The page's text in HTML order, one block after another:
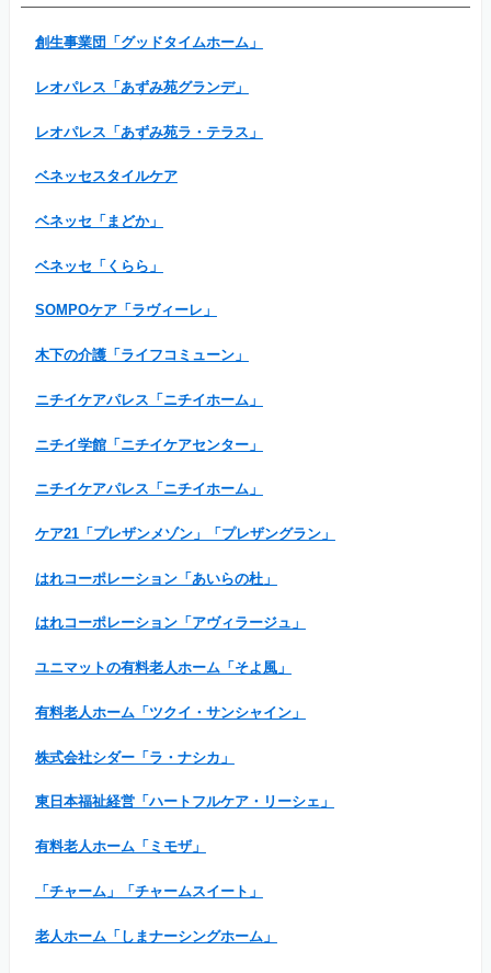
創生事業団「グッドタイムホーム」
レオパレス「あずみ苑グランデ」
レオパレス「あずみ苑ラ・テラス」
ベネッセスタイルケア
ベネッセ「まどか」
ベネッセ「くらら」
SOMPOケア「ラヴィーレ」
木下の介護「ライフコミューン」
ニチイケアパレス「ニチイホーム」
ニチイ学館「ニチイケアセンター」
ニチイケアパレス「ニチイホーム」
ケア21「プレザンメゾン」「プレザングラン」
はれコーポレーション「あいらの杜」
はれコーポレーション「アヴィラージュ」
ユニマットの有料老人ホーム「そよ風」
有料老人ホーム「ツクイ・サンシャイン」
株式会社シダー「ラ・ナシカ」
東日本福祉経営「ハートフルケア・リーシェ」
有料老人ホーム「ミモザ」
「チャーム」「チャームスイート」
老人ホーム「しまナーシングホーム」